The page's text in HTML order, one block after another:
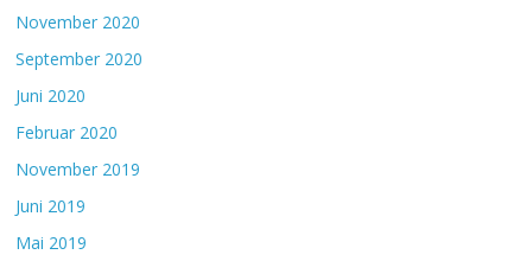
November 2020
September 2020
Juni 2020
Februar 2020
November 2019
Juni 2019
Mai 2019